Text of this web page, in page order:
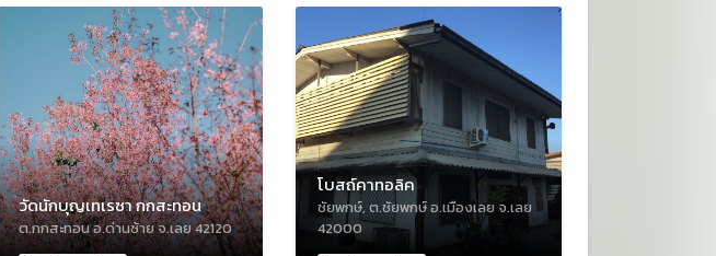
วัดนักบุญเทเรซา กกสะทอน
ต.กกสะทอน อ.ด่านซ้าย จ.เลย 42120
โบสถ์คาทอลิค
ชัยพกษ์, ต.ชัยพกษ์ อ.เมืองเลย จ.เลย
42000